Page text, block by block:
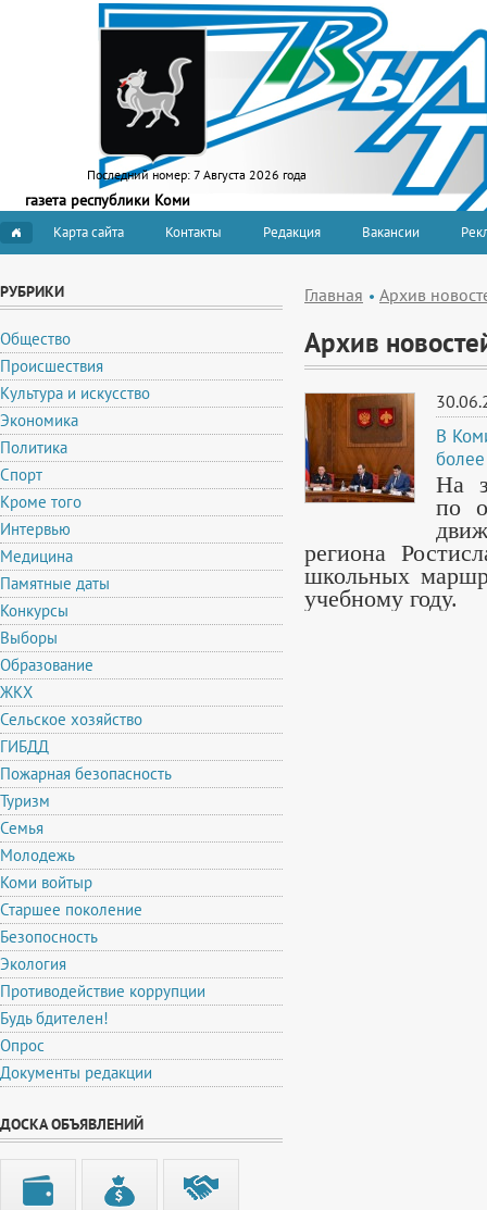
Последний номер: 7 Августа 2026 года
газета республики Коми
Карта сайта Контакты Редакция Вакансии
РУБРИКИ
Общество
Происшествия
Культура и искусство
Экономика
Политика
Спорт
Кроме того
Интервью
Медицина
Памятные даты
Конкурсы
Выборы
Образование
ЖКХ
Сельское хозяйство
ГИБДД
Пожарная безопасность
Туризм
Семья
Молодежь
Коми войтыр
Старшее поколение
Безопосность
Экология
Противодействие коррупции
Будь бдителен!
Опрос
Документы редакции
ДОСКА ОБЪЯВЛЕНИЙ
Главная Архив
Архив
В
На
по
региона
школьных
учебному году.